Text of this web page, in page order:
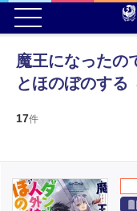
魔王になったの
とほのぼのする
17件